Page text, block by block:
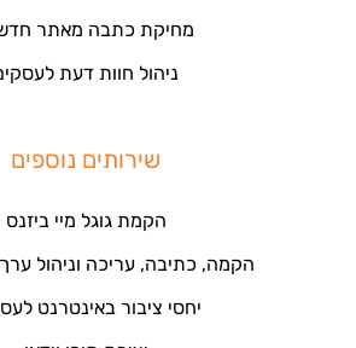
מחיקת כתבה מאתר
ניהול חוות דעת
שירותים נוספים
הקמת גוגל מיי ביזנס
הקמה, כתיבה, עריכה וניהול ערך
יחסי ציבור באינטרנט